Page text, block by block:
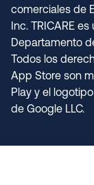
comerciales de
Inc. TRICARE
Departamento
Todos los
App Store son
Play y el
de Google LLC.